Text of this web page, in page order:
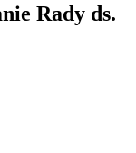
Rady ds.